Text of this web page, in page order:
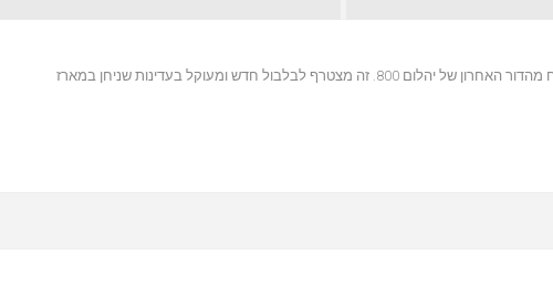
טוויטר ה-Carbon Dome של 705 S3 שוכן במארז טוויטר-על-גבי גוף מוצק, שהתפתח מהדור האחרון של יהלום 800. זה מצטרף לבלבול חדש ומעוקל בעדינות שניחן במארז